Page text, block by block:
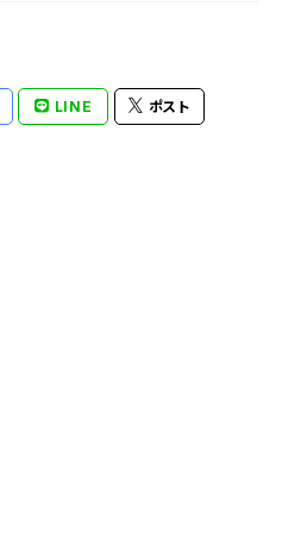
LINE ポスト